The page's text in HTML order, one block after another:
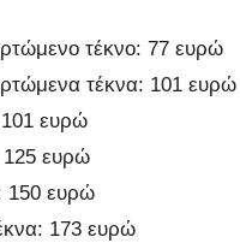
τέκνο: 77 ευρώ
τέκνα: 101 ευρώ
101 ευρώ
125 ευρώ
150 ευρώ
173 ευρώ